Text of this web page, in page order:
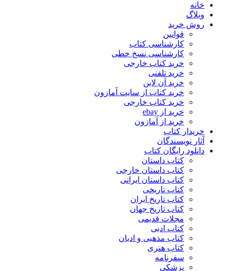
خانه
وبلاگ
روش خرید
قوانین
کارشناسی کتاب
کارشناسی نسخ خطی
خرید کتاب خارجی
خرید تلفنی
خرید آن لاین
خرید کتاب از سایت آمازون
خرید کتاب خارجی
خرید از ebay
خرید از آمازون
خریدار کتاب
آثار نویسندگان
دانلود رایگان کتاب
کتاب داستان
کتاب داستان خارجی
کتاب داستان ایرانی
کتاب تاریخی
کتاب تاریخ ایران
کتاب تاریخ جهان
مجلات قدیمی
کتاب ادبی
کتاب مذهبی و ادیان
کتاب هنری
سفرنامه
پزشکی